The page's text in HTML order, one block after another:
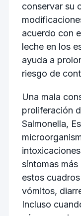
conservar su
acuerdo con
leche en los
ayuda a
riesgo de
Una mala
proliferación
Salmonella,
síntomas
estos
vómitos,
Incluso